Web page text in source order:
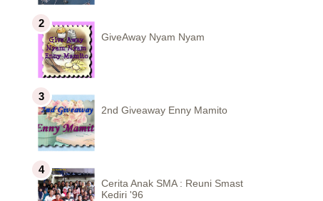
GiveAway Nyam Nyam
2nd Giveaway Enny Mamito
Cerita Anak SMA : Reuni Smast
Kediri '96